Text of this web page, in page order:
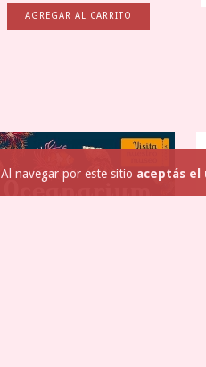
Al navegar por este sitio aceptás el